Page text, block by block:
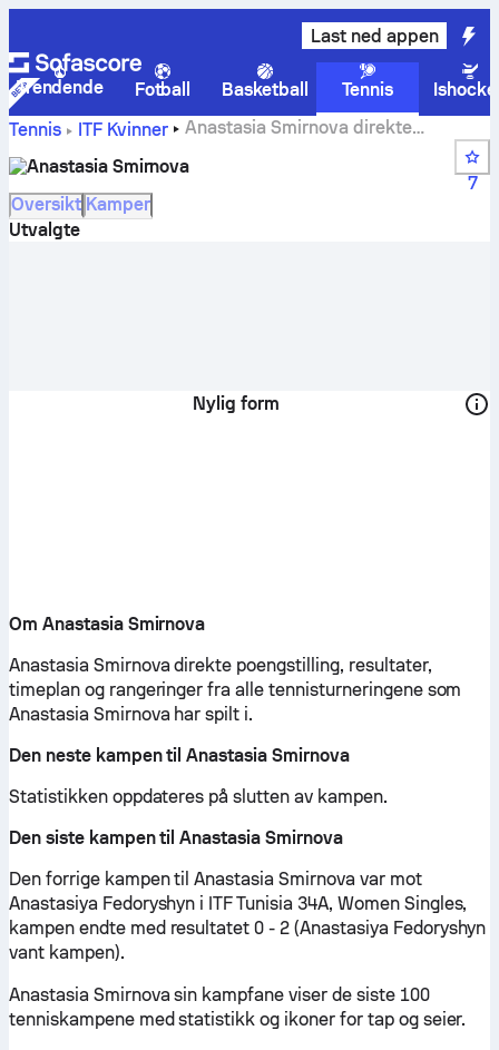
Last ned appen
Trendende Fotball Basketball Tennis
Tennis
ITF Kvinner
Anastasia Smirnova direkte
Anastasia Smirnova
7
Oversikt Kamper
Utvalgte
Nylig form
Om Anastasia Smirnova
Anastasia Smirnova direkte poengstilling, resultater,
timeplan og rangeringer fra alle tennisturneringene som
Anastasia Smirnova har spilt i.
Den neste kampen til Anastasia Smirnova
Statistikken oppdateres på slutten av kampen.
Den siste kampen til Anastasia Smirnova
Den forrige kampen til Anastasia Smirnova var mot
Anastasiya Fedoryshyn i ITF Tunisia 34A, Women Singles,
kampen endte med resultatet 0 - 2 (Anastasiya Fedoryshyn
vant kampen).
Anastasia Smirnova sin kampfane viser de siste 100
tenniskampene med statistikk og ikoner for tap og seier.